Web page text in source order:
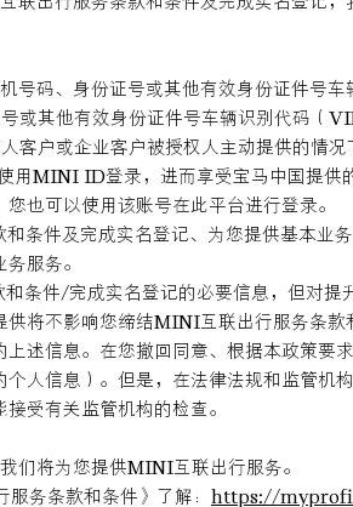
号码、身份证号或其他有效身份证件号车
或其他有效身份证件号车辆识别代码（
客户或企业客户被授权人主动提供的情况
MINI ID登录，进而享受宝马中国提供
也可以使用该账号在此平台进行登录。
条件及完成实名登记、为您提供基本
服务。
条件/完成实名登记的必要信息，但对
将不影响您缔结MINI互联出行服务条
述信息。在您撤回同意、根据本政策
人信息）。但是，在法律法规和监管
受有关监管机构的检查。
们将为您提供MINI互联出行服务。
务条款和条件》了解： https://